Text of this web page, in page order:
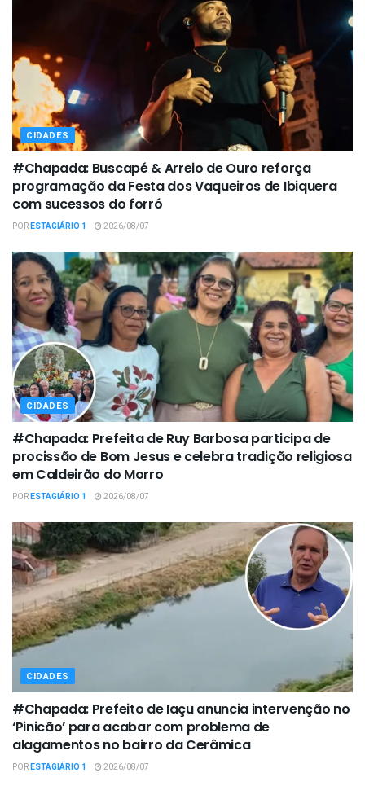
CIDADES
#Chapada: Buscapé & Arreio de Ouro reforça
programação da Festa dos Vaqueiros de Ibiquera
com sucessos do forró
PORESTAGIÁRIO 1 2026/08/07
CIDADES
#Chapada: Prefeita de Ruy Barbosa participa de
procissão de Bom Jesus e celebra tradição religiosa
em Caldeirão do Morro
PORESTAGIÁRIO 1 2026/08/07
CIDADES
#Chapada: Prefeito de Iaçu anuncia intervenção no
‘Pinicão’ para acabar com problema de
alagamentos no bairro da Cerâmica
PORESTAGIÁRIO 1 2026/08/07